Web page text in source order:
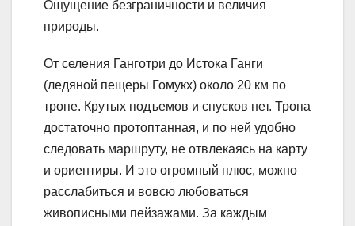
Ощущение безграничности и величия
природы.
От селения Ганготри до Истока Ганги
(ледяной пещеры Гомукх) около 20 км по
тропе. Крутых подъемов и спусков нет. Тропа
достаточно протоптанная, и по ней удобно
следовать маршруту, не отвлекаясь на карту
и ориентиры. И это огромный плюс, можно
расслабиться и вовсю любоваться
живописными пейзажами. За каждым